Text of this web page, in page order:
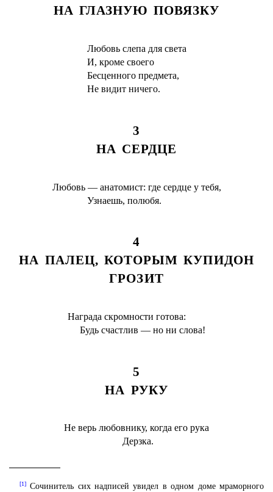
НА ГЛАЗНУЮ ПОВЯЗКУ
Любовь слепа для света
И, кроме своего
Бесценного предмета,
Не видит ничего.
3
НА СЕРДЦЕ
Любовь — анатомист: где сердце у тебя,
Узнаешь, полюбя.
4
НА ПАЛЕЦ, КОТОРЫМ КУПИДОН
ГРОЗИТ
Награда скромности готова:
Будь счастлив — но ни слова!
5
НА РУКУ
Не верь любовнику, когда его рука
Дерзка.
[1]Сочинитель сих надписей увидел в одном доме мраморного